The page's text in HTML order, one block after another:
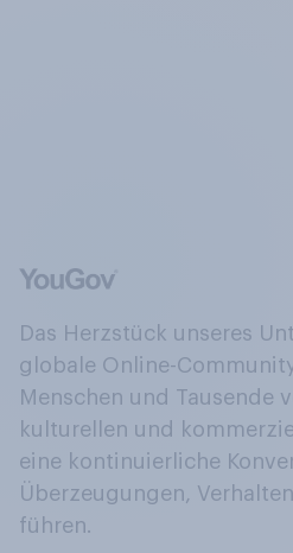
Das Herzstück unseres
globale Online-
Menschen und Tausende
kulturellen und
eine kontinuierliche
Überzeugungen,
führen.